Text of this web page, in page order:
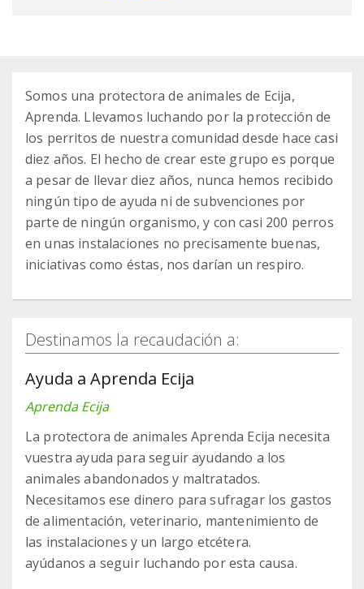
Somos una protectora de animales de Ecija,
Aprenda. Llevamos luchando por la protección de
los perritos de nuestra comunidad desde hace casi
diez años. El hecho de crear este grupo es porque
a pesar de llevar diez años, nunca hemos recibido
ningún tipo de ayuda ni de subvenciones por
parte de ningún organismo, y con casi 200 perros
en unas instalaciones no precisamente buenas,
iniciativas como éstas, nos darían un respiro.
Destinamos la recaudación a:
Ayuda a Aprenda Ecija
Aprenda Ecija
La protectora de animales Aprenda Ecija necesita
vuestra ayuda para seguir ayudando a los
animales abandonados y maltratados.
Necesitamos ese dinero para sufragar los gastos
de alimentación, veterinario, mantenimiento de
las instalaciones y un largo etcétera.
ayúdanos a seguir luchando por esta causa.